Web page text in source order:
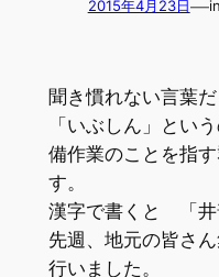
2015年4月23日 —in
聞き慣れない言葉
「いぶしん」とい
備作業のことを指
す。
漢字で書くと 「井
先週、地元の皆さ
行いました。